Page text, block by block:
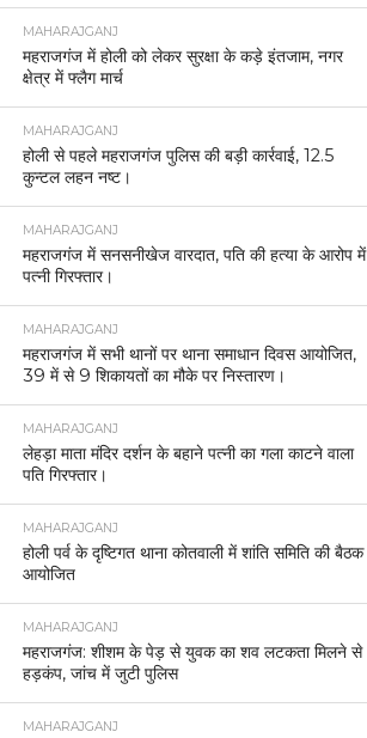
MAHARAJGANJ
महराजगंज में होली को लेकर सुरक्षा के कड़े इंतजाम, नगर
क्षेत्र में फ्लैग मार्च
MAHARAJGANJ
होली से पहले महराजगंज पुलिस की बड़ी कार्रवाई, 12.5
कुन्टल लहन नष्ट।
MAHARAJGANJ
महराजगंज में सनसनीखेज वारदात, पति की हत्या के आरोप में
पत्नी गिरफ्तार।
MAHARAJGANJ
महराजगंज में सभी थानों पर थाना समाधान दिवस आयोजित,
39 में से 9 शिकायतों का मौके पर निस्तारण।
MAHARAJGANJ
लेहड़ा माता मंदिर दर्शन के बहाने पत्नी का गला काटने वाला
पति गिरफ्तार।
MAHARAJGANJ
होली पर्व के दृष्टिगत थाना कोतवाली में शांति समिति की बैठक
आयोजित
MAHARAJGANJ
महराजगंज: शीशम के पेड़ से युवक का शव लटकता मिलने से
हड़कंप, जांच में जुटी पुलिस
MAHARAJGANJ